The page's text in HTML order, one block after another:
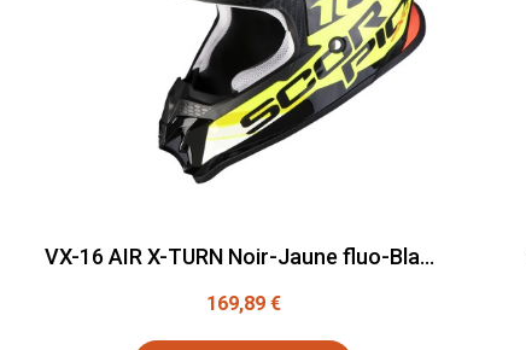
VX-16 AIR X-TURN Noir-Jaune fluo-Blanc
169,89 €